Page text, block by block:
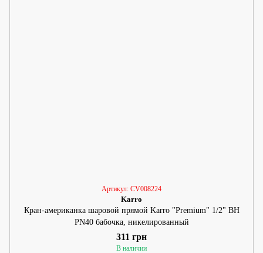
Артикул: CV008224
Karro
Кран-американка шаровой прямой Karro "Premium" 1/2" ВН
PN40 бабочка, никелированный
311 грн
В наличии